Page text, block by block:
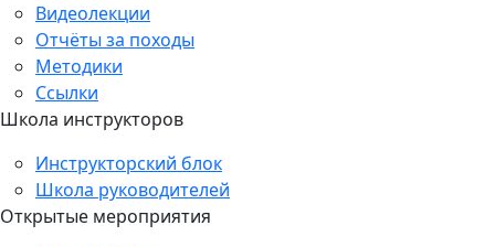
Видеолекции
Отчёты за походы
Методики
Ссылки
Школа инструкторов
Инструкторский блок
Школа руководителей
Открытые мероприятия